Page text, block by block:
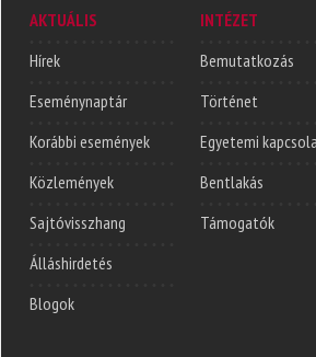
AKTUÁLIS
Hírek
Eseménynaptár
Korábbi események
Közlemények
Sajtóvisszhang
Álláshirdetés
Blogok
INTÉZET
Bemutatkozás
Történet
Egyetemi
Bentlakás
Támogatók